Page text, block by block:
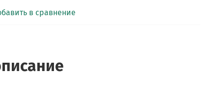
в сравнение